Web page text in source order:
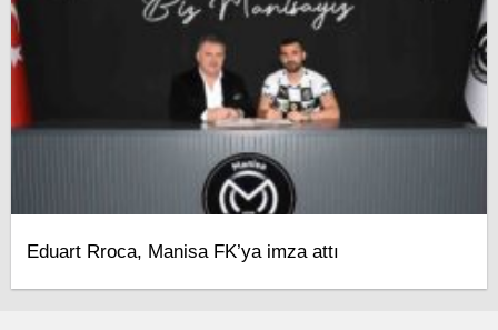
Eduart Rroca, Manisa FK’ya imza attı